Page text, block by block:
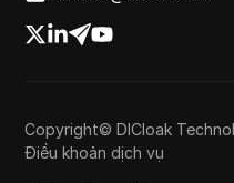
Copyright© DICloak
Điều khoản dịch vụ